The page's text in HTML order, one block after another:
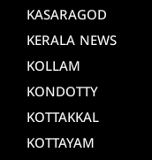
KASARAGOD
KERALA NEWS
KOLLAM
KONDOTTY
KOTTAKKAL
KOTTAYAM